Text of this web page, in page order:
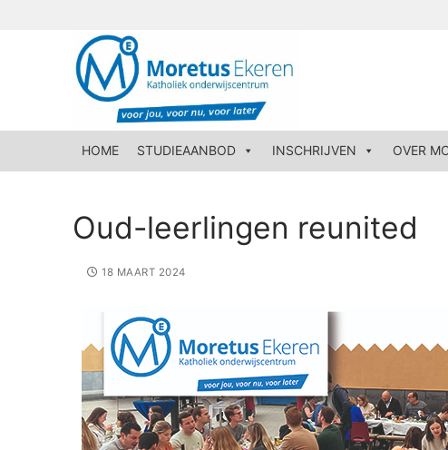
HOME STUDIEAANBOD INSCHRIJVEN OVER
Oud-leerlingen reunited
18 MAART 2024